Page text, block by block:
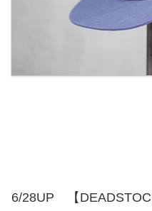
6/28UP 【